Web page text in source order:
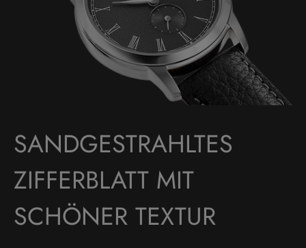
SANDGESTRAHLTES
ZIFFERBLATT MIT
SCHÖNER TEXTUR